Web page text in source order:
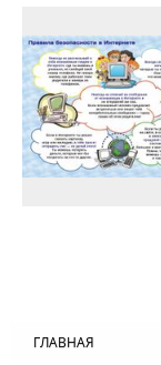
ГЛАВНАЯ